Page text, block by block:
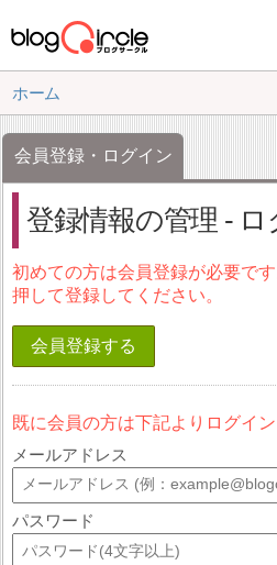
ホーム
会員登録・ログイン
登録情報の管理 - ロ
初めての方は会員登録が必要で
押して登録してください。
会員登録する
既に会員の方は下記よりログイン
メールアドレス
パスワード